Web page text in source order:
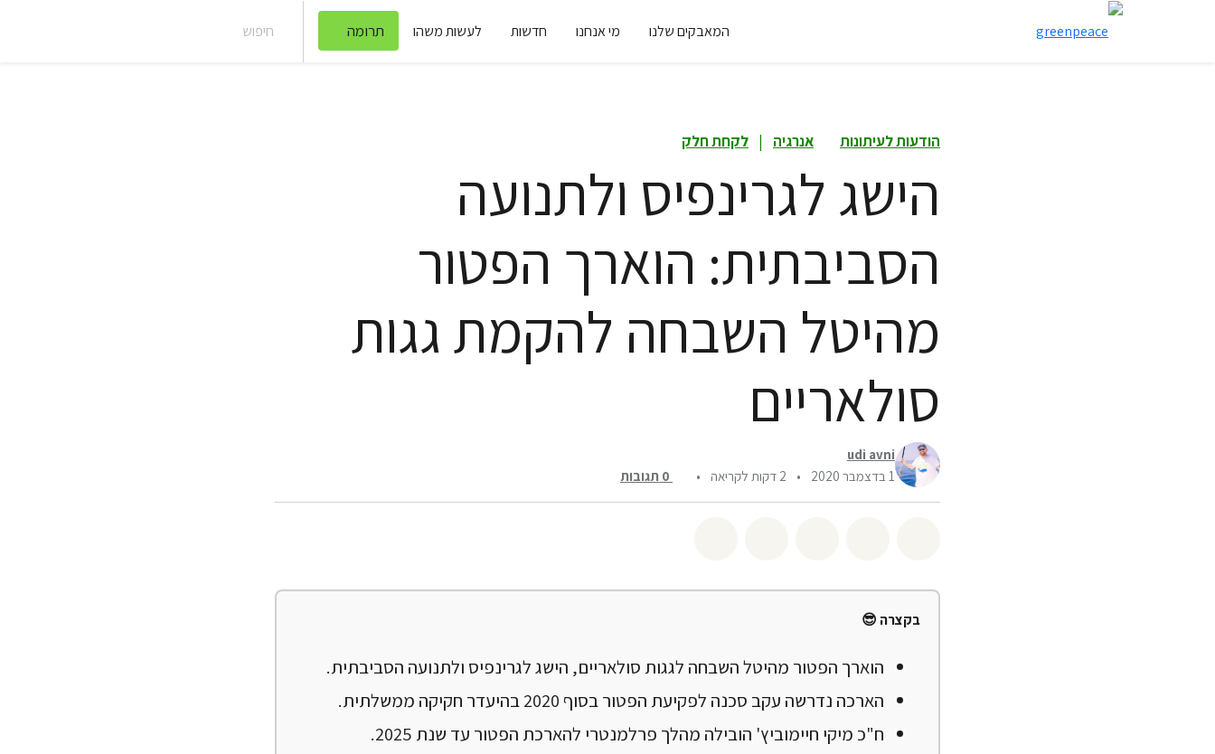
המאבקים שלנו מי אנחנו חדשות לעשות משהו תרומה
הודעות לעיתונות אנרגיה | לקחת חלק
הישג לגרינפיס ולתנועה
הסביבתית: הוארך הפטור
מהיטל השבחה להקמת גגות
סולאריים
udi avni
1 בדצמבר 2020
• 2 דקות לקריאה •
0 תגובות
בקצרה 😎
הוארך הפטור מהיטל השבחה לגגות סולאריים, הישג לגרינפיס ולתנועה הסביבתית.
הארכה נדרשה עקב סכנה לפקיעת הפטור בסוף 2020 בהיעדר חקיקה ממשלתית.
ח"כ מיקי חיימוביץ' הובילה מהלך פרלמנטרי להארכת הפטור עד שנת 2025.